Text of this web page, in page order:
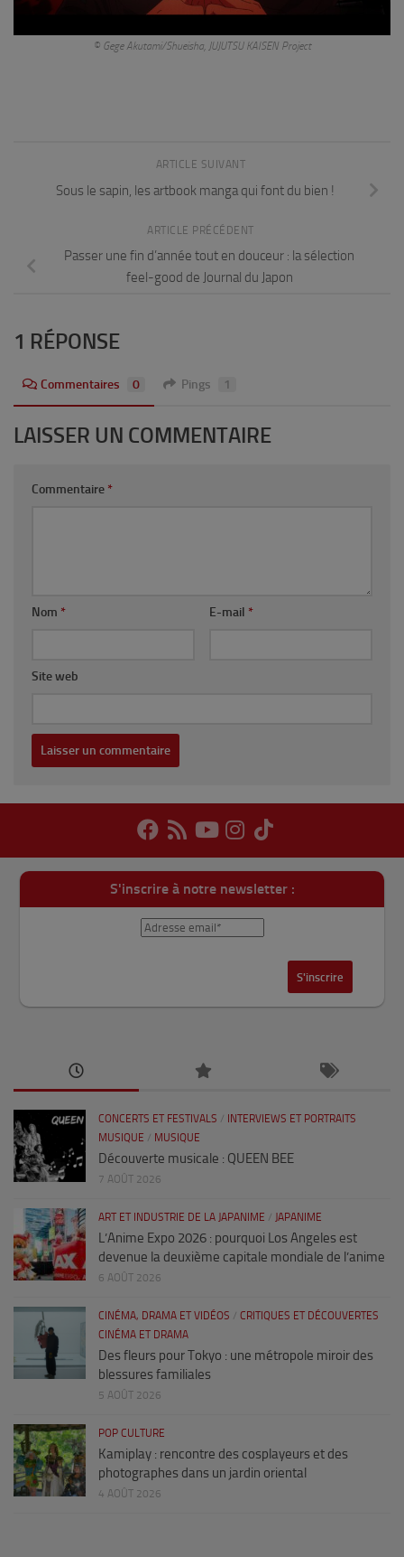
© Gege Akutami/Shueisha, JUJUTSU KAISEN Project
ARTICLE SUIVANT
Sous le sapin, les artbook manga qui font du bien !
ARTICLE PRÉCÉDENT
Passer une fin d’année tout en douceur : la sélection
feel-good de Journal du Japon
1 RÉPONSE
Commentaires 0 Pings 1
LAISSER UN COMMENTAIRE
Commentaire *
Nom * E-mail *
Site web
S'inscrire à notre newsletter :
CONCERTS ET FESTIVALS /
INTERVIEWS ET PORTRAITS
MUSIQUE / MUSIQUE
Découverte musicale : QUEEN BEE
7 AOÛT 2026
ART ET INDUSTRIE DE LA JAPANIME / JAPANIME
L’Anime Expo 2026 : pourquoi Los Angeles est
devenue la deuxième capitale mondiale de l’anime
6 AOÛT 2026
CINÉMA, DRAMA ET VIDÉOS / CRITIQUES ET DÉCOUVERTES
CINÉMA ET DRAMA
Des fleurs pour Tokyo : une métropole miroir des
blessures familiales
5 AOÛT 2026
POP CULTURE
Kamiplay : rencontre des cosplayeurs et des
photographes dans un jardin oriental
4 AOÛT 2026